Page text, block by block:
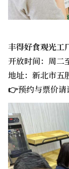
丰得好食观光工
开放时间：周二
地址：新北市五
👉预约与票价请